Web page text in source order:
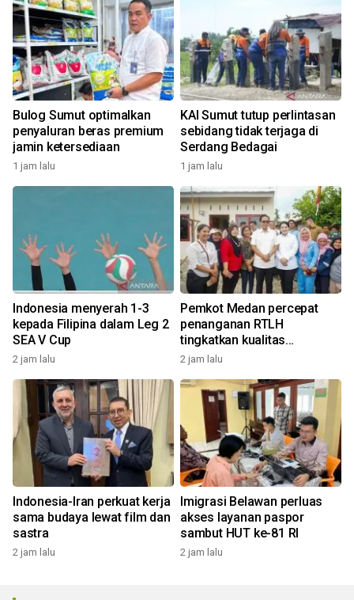
Bulog Sumut optimalkan
penyaluran beras premium
jamin ketersediaan
1 jam lalu
KAI Sumut tutup perlintasan
sebidang tidak terjaga di
Serdang Bedagai
1 jam lalu
Indonesia menyerah 1-3
kepada Filipina dalam Leg 2
SEA V Cup
2 jam lalu
Pemkot Medan percepat
penanganan RTLH
tingkatkan kualitas
pemukiman
2 jam lalu
Indonesia-Iran perkuat kerja
sama budaya lewat film dan
sastra
2 jam lalu
Imigrasi Belawan perluas
akses layanan paspor
sambut HUT ke-81 RI
2 jam lalu